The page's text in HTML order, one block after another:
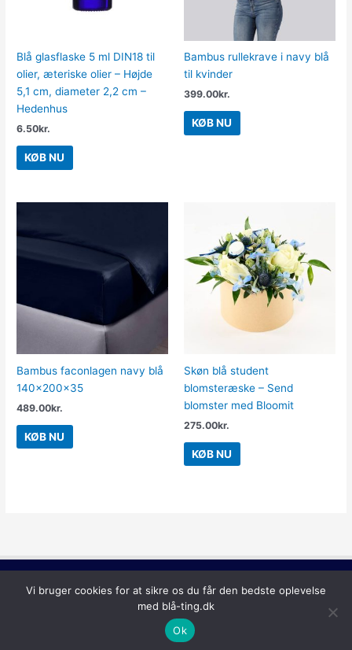
Blå glasflaske 5 ml DIN18 til
olier, æteriske olier – Højde
5,1 cm, diameter 2,2 cm –
Hedenhus
6.50kr.
KØB NU
Bambus rullekrave i navy blå
til kvinder
399.00kr.
KØB NU
Bambus faconlagen navy blå
140x200x35
489.00kr.
KØB NU
Skøn blå student
blomsteræske – Send
blomster med Bloomit
275.00kr.
KØB NU
Copyright © 2026 Blå Ting
Vi bruger cookies for at sikre os du får den bedste oplevelse
med blå-ting.dk
Ok